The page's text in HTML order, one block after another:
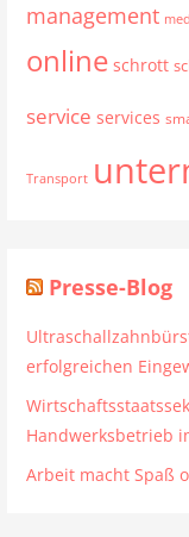
management
online schrott
service services
Transport
Presse-Blog
erfolgreichen
Handwerksbetrieb
Arbeit macht Spaß